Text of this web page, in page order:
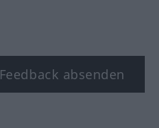
Feedback absenden